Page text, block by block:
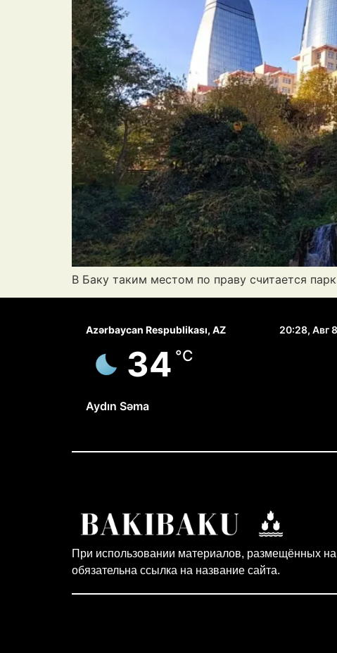
В Баку таким местом по праву считается
Azərbaycan Respublikası, AZ 20:28, Авг
34 °C
Aydın Səma
При использовании материалов, размещённых на
обязательна ссылка на название сайта.